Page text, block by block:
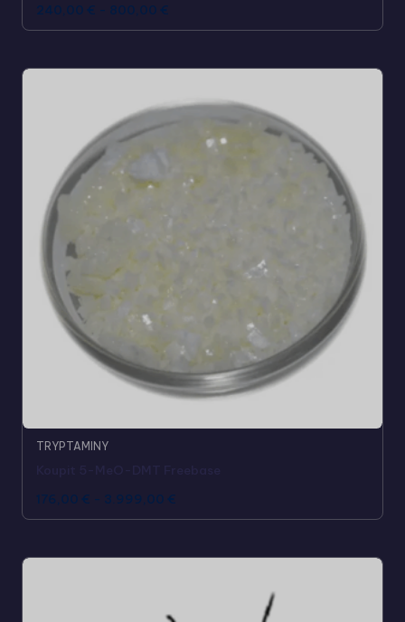
240,00 € - 800,00 €
TRYPTAMINY
176,00 € - 3.999,00 €